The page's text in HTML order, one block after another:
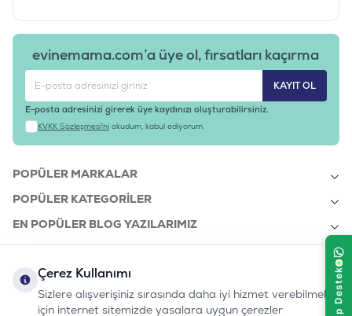
evinemama.com’a üye ol, fırsatları kaçırma
KAYIT OL
E-posta adresinizi girerek üye kaydınızı oluşturabilirsiniz.
KVKK Sözleşmesi'ni okudum, kabul ediyorum.
POPÜLER MARKALAR
POPÜLER KATEGORILER
EN POPÜLER BLOG YAZILARIMIZ
KURUMSAL
Çerez Kullanımı
Sizlere alışverişiniz sırasında daha iyi hizmet verebilmek
için internet sitemizde yasalara uygun çerezler